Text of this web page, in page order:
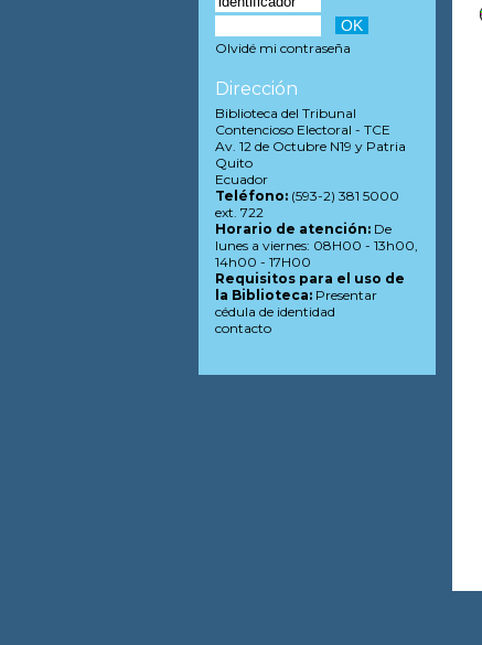
Olvidé mi contraseña
Dirección
Biblioteca del Tribunal
Contencioso Electoral - TCE
Av. 12 de Octubre N19 y Patria
Quito
Ecuador
Teléfono:(593-2) 381 5000
ext. 722
Horario de atención:De
lunes a viernes: 08H00 - 13h00,
14h00 - 17H00
Requisitos para el uso de
la Biblioteca:Presentar
cédula de identidad
contacto